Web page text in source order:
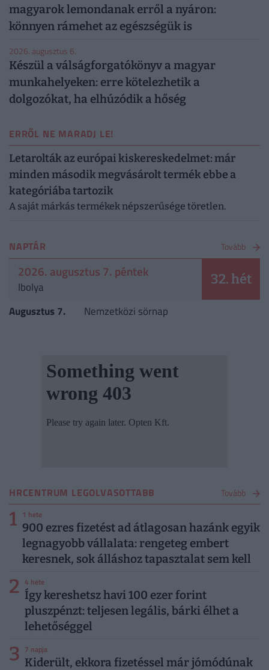
magyarok lemondanak erről a nyáron:
könnyen rámehet az egészségük is
2026. augusztus 6.
Készül a válságforgatókönyv a magyar
munkahelyeken: erre kötelezhetik a
dolgozókat, ha elhúzódik a hőség
ERRŐL NE MARADJ LE!
Letarolták az európai kiskereskedelmet: már
minden második megvásárolt termék ebbe a
kategóriába tartozik
A saját márkás termékek népszerűsége töretlen.
NAPTÁR Tovább
2026. augusztus 7. péntek
Ibolya 32. hét
Augusztus 7. Nemzetközi sörnap
HRCENTRUM LEGOLVASOTTABB Tovább
1 1 hete
900 ezres fizetést ad átlagosan hazánk egyik
legnagyobb vállalata: rengeteg embert
keresnek, sok álláshoz tapasztalat sem kell
2 4 hete
Így kereshetsz havi 100 ezer forint
pluszpénzt: teljesen legális, bárki élhet a
lehetőséggel
3 7 napja
Kiderült, ekkora fizetéssel már jómódúnak